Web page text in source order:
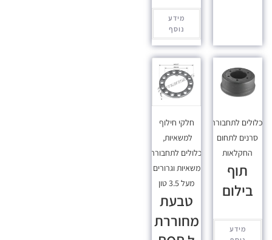
מידע
נוסף
לתחבורה,
סרנים לתחום
החקלאות
תוף
בילום
מידע
חלקי חילוף
למשאיות,
מכלולים לתחבורה,
משאיות וגרורים
מעל 3.5 טון
טבעת
מחוררת